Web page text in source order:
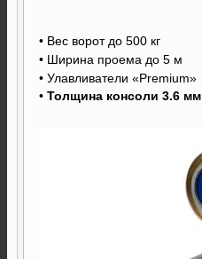
• Вес ворот до 500 кг
• Ширина проема до 5 м
• Улавливатели «Premium»
• Толщина консоли 3.6 мм